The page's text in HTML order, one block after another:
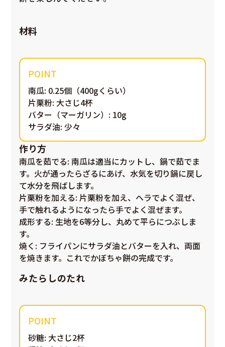
材料
南瓜: 0.25個（400gくらい）
片栗粉: 大さじ4杯
バター（マーガリン）: 10g
サラダ油: 少々
作り方
南瓜を茹でる: 南瓜は適当にカットし、鍋で茹でま
す。火が通ったらざるにあげ、水気を切り鍋に戻し
て水分を飛ばします。
片栗粉を加える: 片栗粉を加え、ヘラでよく混ぜ、
手で触れるようになったら手でよく混ぜます。
成形する: 生地を6等分し、丸めて平らにつぶしま
す。
焼く : フライパンにサラダ油とバターを入れ、両面
を焼きます。これでかぼちゃ餅の完成です。
みたらしのたれ
砂糖: 大さじ2杯